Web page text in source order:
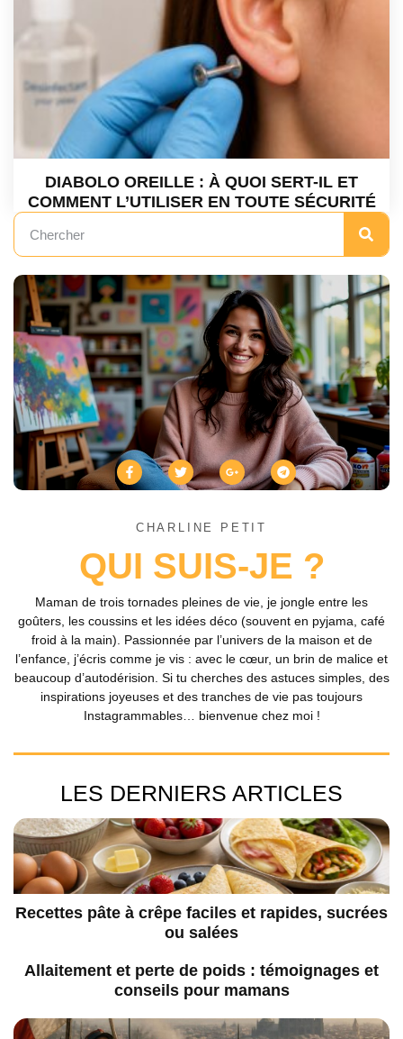
DIABOLO OREILLE : À QUOI SERT-IL ET
COMMENT L’UTILISER EN TOUTE SÉCURITÉ
CHARLINE PETIT
QUI SUIS-JE ?
Maman de trois tornades pleines de vie, je jongle entre les
goûters, les coussins et les idées déco (souvent en pyjama, café
froid à la main). Passionnée par l’univers de la maison et de
l’enfance, j’écris comme je vis : avec le cœur, un brin de malice et
beaucoup d’autodérision. Si tu cherches des astuces simples, des
inspirations joyeuses et des tranches de vie pas toujours
Instagrammables… bienvenue chez moi !
LES DERNIERS ARTICLES
Recettes pâte à crêpe faciles et rapides, sucrées
ou salées
Allaitement et perte de poids : témoignages et
conseils pour mamans